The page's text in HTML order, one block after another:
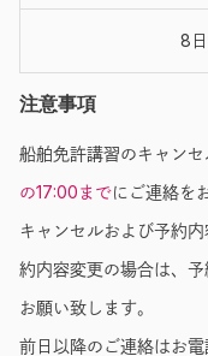
8
注意事項
船舶免許講習のキャン
の17:00までにご連絡を
キャンセルおよび予約
約内容変更の場合は、
お願い致します。
前日以降のご連絡はお